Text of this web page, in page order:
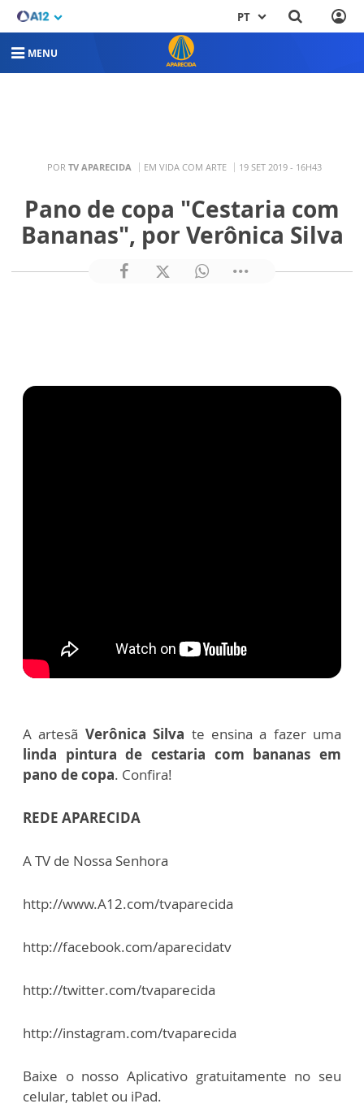
PT
MENU
POR TV APARECIDA EM VIDA COM ARTE 19 SET 2019 - 16H43
Pano de copa "Cestaria com
Bananas", por Verônica Silva
A artesã Verônica Silva te ensina a fazer uma
linda pintura de cestaria com bananas em
pano de copa. Confira!
REDE APARECIDA
A TV de Nossa Senhora
http://www.A12.com/tvaparecida
http://facebook.com/aparecidatv
http://twitter.com/tvaparecida
http://instagram.com/tvaparecida
Baixe o nosso Aplicativo gratuitamente no seu
celular, tablet ou iPad.